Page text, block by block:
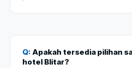
Q: Apakah tersedia pilihan
hotel Blitar?